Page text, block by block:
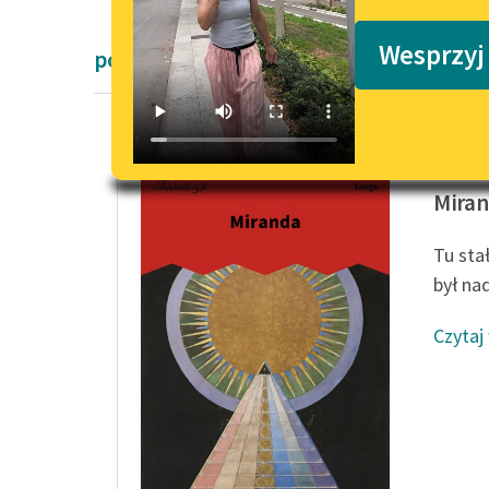
powieści fantastyczne
Tu
był
Czytaj